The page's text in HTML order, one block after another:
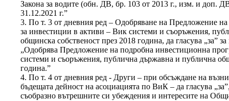
Закона за водите (обн. ДВ, бр. 103 от 2013 г., изм. и доп.
31.12.2021 г.”
3. По т. 3 от дневния ред – Одобряване на Предложение
за инвестиции в активи – Вик системи и съоръжения,
общинска собственост през 2018 година, да гласува „за”
„Одобрява Предложение на подробна инвестиционна
системи и съоръжения, публична държавна и публична
година.”
4. По т. 4 от дневния ред - Други – при обсъждане на
бъдещата дейност на асоциацията по ВиК – да гласува
съобразно вътрешните си убеждения и интересите на